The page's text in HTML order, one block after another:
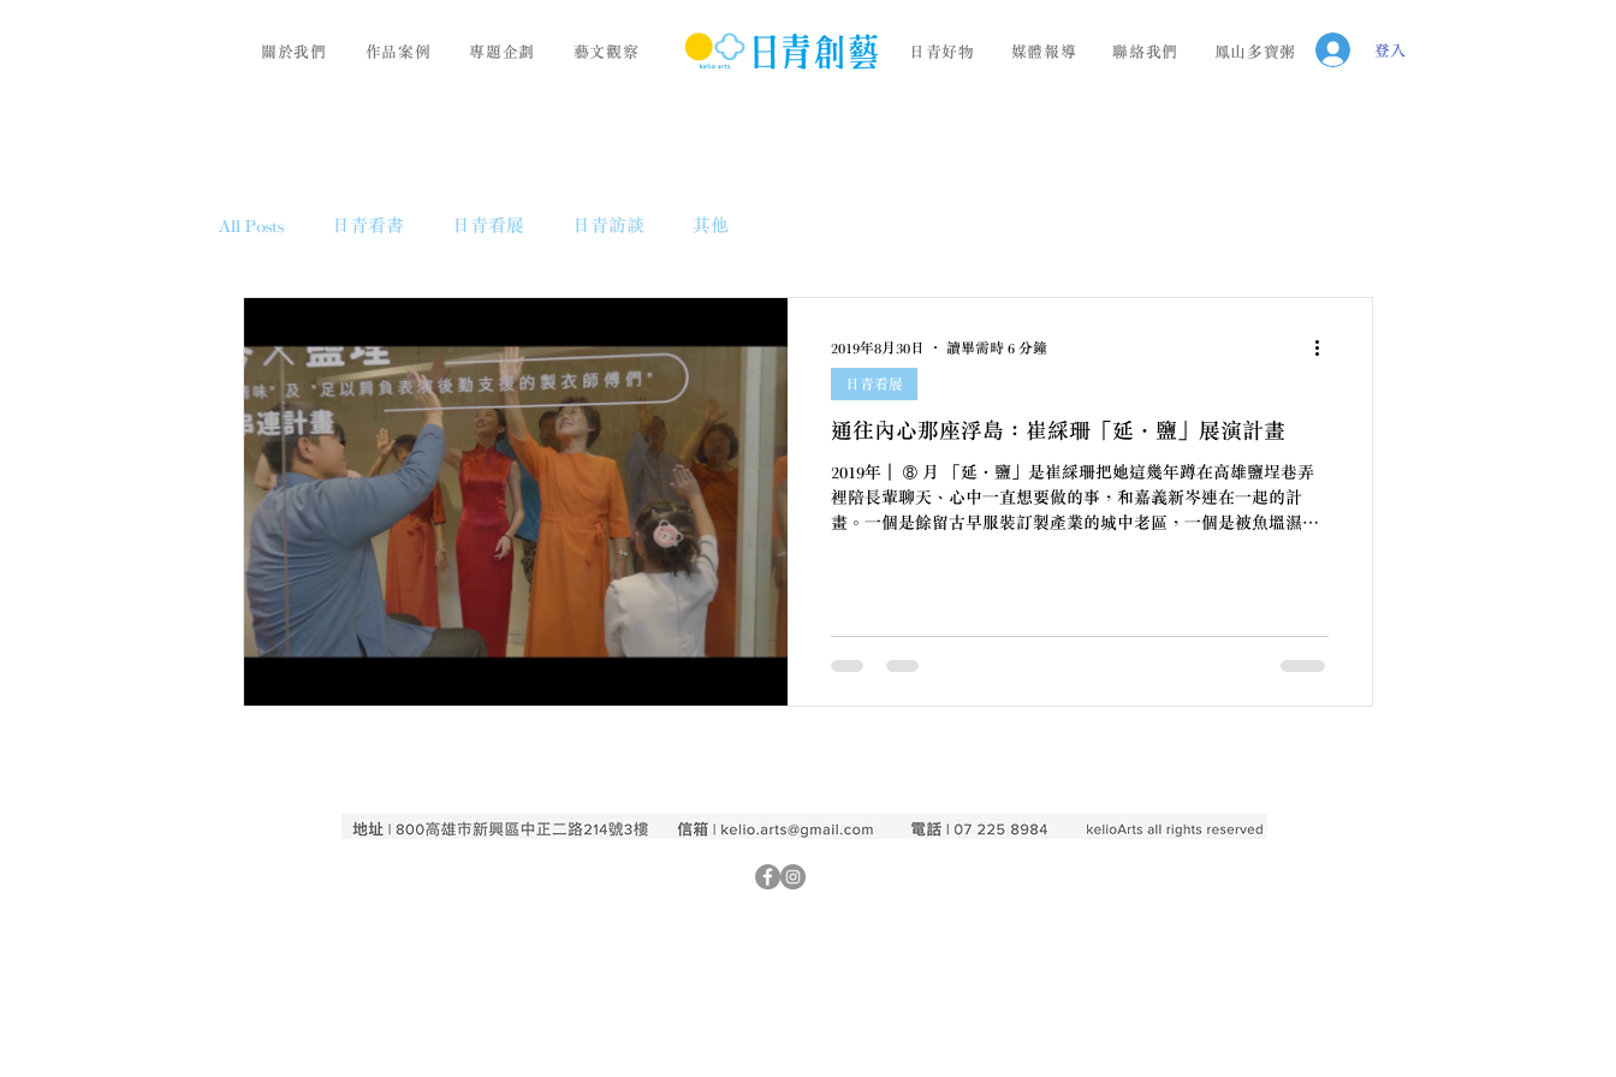
關於我們 作品案例 專題企劃 藝文觀察 日青好物 媒體報導 聯絡我們 鳳山多寶粥 登入
All Posts 日青看書 日青看展 日青訪談 其他
通往內心那座浮島：崔綵珊「延．鹽」展演計畫
2019年｜ ➇ 月 「延．鹽」是崔綵珊把她這幾年蹲在高雄鹽埕巷弄
裡陪長輩聊天、心中一直想要做的事，和嘉義新岑連在一起的計
畫。一個是餘留古早服裝訂製產業的城中老區，一個是被魚塭濕地
日青看展
2019年8月30日 讀畢需時 6 分鐘